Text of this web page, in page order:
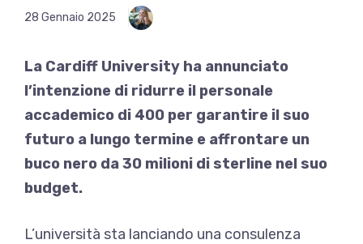
28 Gennaio 2025
La Cardiff University ha annunciato
l’intenzione di ridurre il personale
accademico di 400 per garantire il suo
futuro a lungo termine e affrontare un
buco nero da 30 milioni di sterline nel suo
budget.
L’università sta lanciando una consulenza